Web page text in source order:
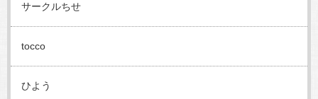
サークルちせ
tocco
ひよう